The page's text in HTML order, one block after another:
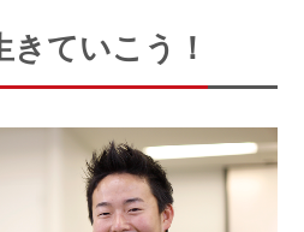
ていこう！